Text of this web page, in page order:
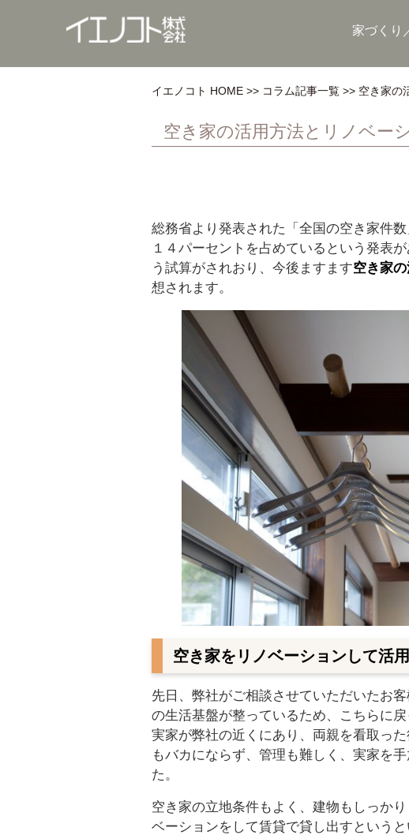
家づくり
イエノコト HOME コラム記事一覧 空き家の
空き家の活用方法とリノベー
総務省より発表された「全国の空き家件
１４パーセントを占めているという発表
う試算がされおり、今後ますます空き家
想されます。
空き家をリノベーションして活
先日、弊社がご相談させていただいたお
の生活基盤が整っているため、こちらに
実家が弊社の近くにあり、両親を看取っ
もバカにならず、管理も難しく、実家を
た。
空き家の立地条件もよく、建物もしっか
ベーションをして賃貸で貸し出すという